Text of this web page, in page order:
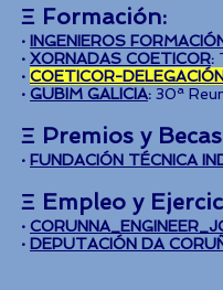
Ξ Formación:
· INGENIEROS
· XORNADAS COETICOR:
· COETICOR-
· GUBIM GALICIA: 30ª
Ξ Premios y Becas
· FUNDACIÓN TÉCNICA
Ξ Empleo y
·
· DEPUTACIÓN DA